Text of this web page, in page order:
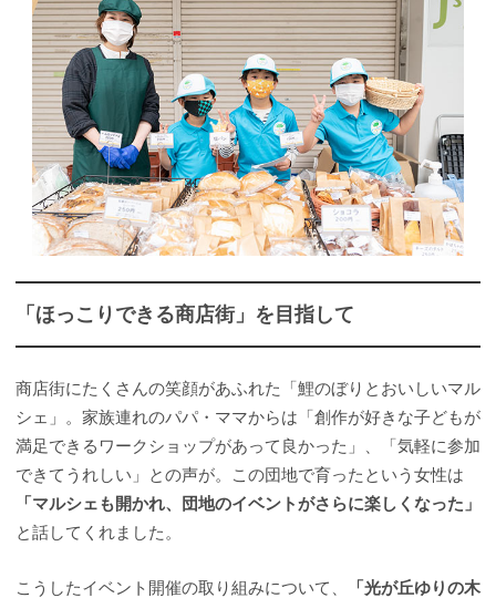
「ほっこりできる商店街」を目指して
商店街にたくさんの笑顔があふれた「鯉のぼりとおいしいマル
シェ」。家族連れのパパ・ママからは「創作が好きな子どもが
満足できるワークショップがあって良かった」、「気軽に参加
できてうれしい」との声が。この団地で育ったという女性は
「マルシェも開かれ、団地のイベントがさらに楽しくなった」
と話してくれました。
こうしたイベント開催の取り組みについて、
「光が丘ゆりの木